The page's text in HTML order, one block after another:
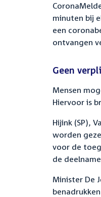
minuten bij
een
ontvangen
Geen
Mensen
Hiervoor is
Hijink (SP),
worden
voor de
de
Minister De